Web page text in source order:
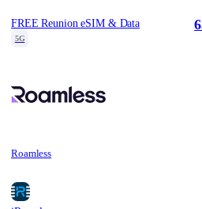
FREE Reunion eSIM & Data
5G
Roamless